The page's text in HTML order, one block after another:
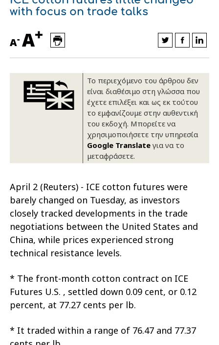
Οικονομικά στοιχεία
Εταιρική δομή
Καινοτομία
Εκδηλώσεις
Επικοινωνία
Πως θα μας βρείτε
ΑΚΟΛΟΥΘΗΣΤΕ ΜΑΣ
Εξαγωγές
Συνέδρια
Πως θα μας βρείτε
ΑΚΟΛΟΥΘΗΣΤΕ ΜΑΣ
Ευφυής γεωργία
Συμβουλευτική στο χωράφι
Εκκόκκιση για λογαριασμό του
παραγωγού
Ιατρικές υπηρεσίες
Πως θα μας βρείτε
ΑΚΟΛΟΥΘΗΣΤΕ ΜΑΣ
Αλυσίδα βάμβακος
Πως θα μας βρείτε
ΑΚΟΛΟΥΘΗΣΤΕ ΜΑΣ
Κλωστοϋφαντουργία - Ένδυση
Εταιρικά νέα
Πως θα μας βρείτε
ΑΚΟΛΟΥΘΗΣΤΕ ΜΑΣ
Πως θα μας βρείτε
ΑΚΟΛΟΥΘΗΣΤΕ ΜΑΣ
with focus on trade talks
A- A+
Το περιεχόμενο του άρθρου δεν
είναι διαθέσιμο στη γλώσσα που
έχετε επιλέξει και ως εκ τούτου
το εμφανίζουμε στην αυθεντική
του εκδοχή. Μπορείτε να
χρησιμοποιήσετε την υπηρεσία
Google Translateγια να το
μεταφράσετε.
April 2 (Reuters) - ICE cotton futures were
barely changed on Tuesday, as investors
closely tracked developments in the trade
negotiations between the United States and
China, while prices experienced strong
technical resistance levels.
* The front-month cotton contract on ICE
Futures U.S. , settled down 0.09 cent, or 0.12
percent, at 77.27 cents per lb.
* It traded within a range of 76.47 and 77.37